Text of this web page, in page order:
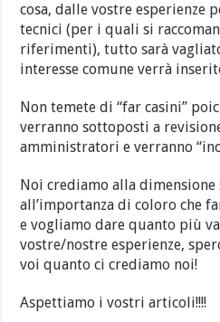
cosa, dalle vostre esperienze
tecnici (per i quali si
riferimenti), tutto sarà
interesse comune verrà
Non temete di “far casini”
verranno sottoposti a
amministratori e verranno
Noi crediamo alla dimensione
all’importanza di coloro che
e vogliamo dare quanto più
vostre/nostre esperienze,
voi quanto ci crediamo noi!
Aspettiamo i vostri articoli!!!!